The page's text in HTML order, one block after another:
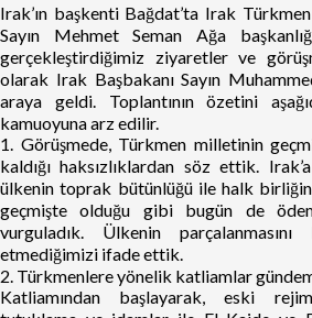
Irak’ın başkenti Bağdat’ta Irak
Sayın Mehmet Seman Ağa
gerçekleştirdiğimiz ziyaretler ve
olarak Irak Başbakanı Sayın
araya geldi. Toplantının özetini
kamuoyuna arz edilir.
1. Görüşmede, Türkmen milletinin
kaldığı haksızlıklardan söz ettik.
ülkenin toprak bütünlüğü ile halk birliğine
geçmişte olduğu gibi bugün de
vurguladık. Ülkenin
etmediğimizi ifade ettik.
2. Türkmenlere yönelik katliamlar
Katliamından başlayarak, eski